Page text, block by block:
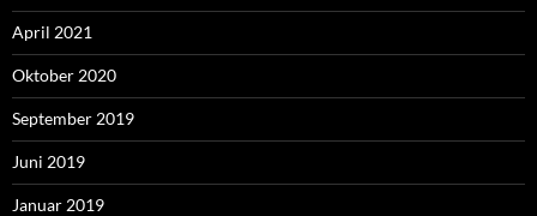
April 2021
Oktober 2020
September 2019
Juni 2019
Januar 2019